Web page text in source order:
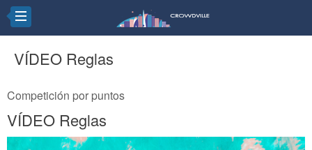
VÍDEO Reglas
Competición por puntos
VÍDEO Reglas